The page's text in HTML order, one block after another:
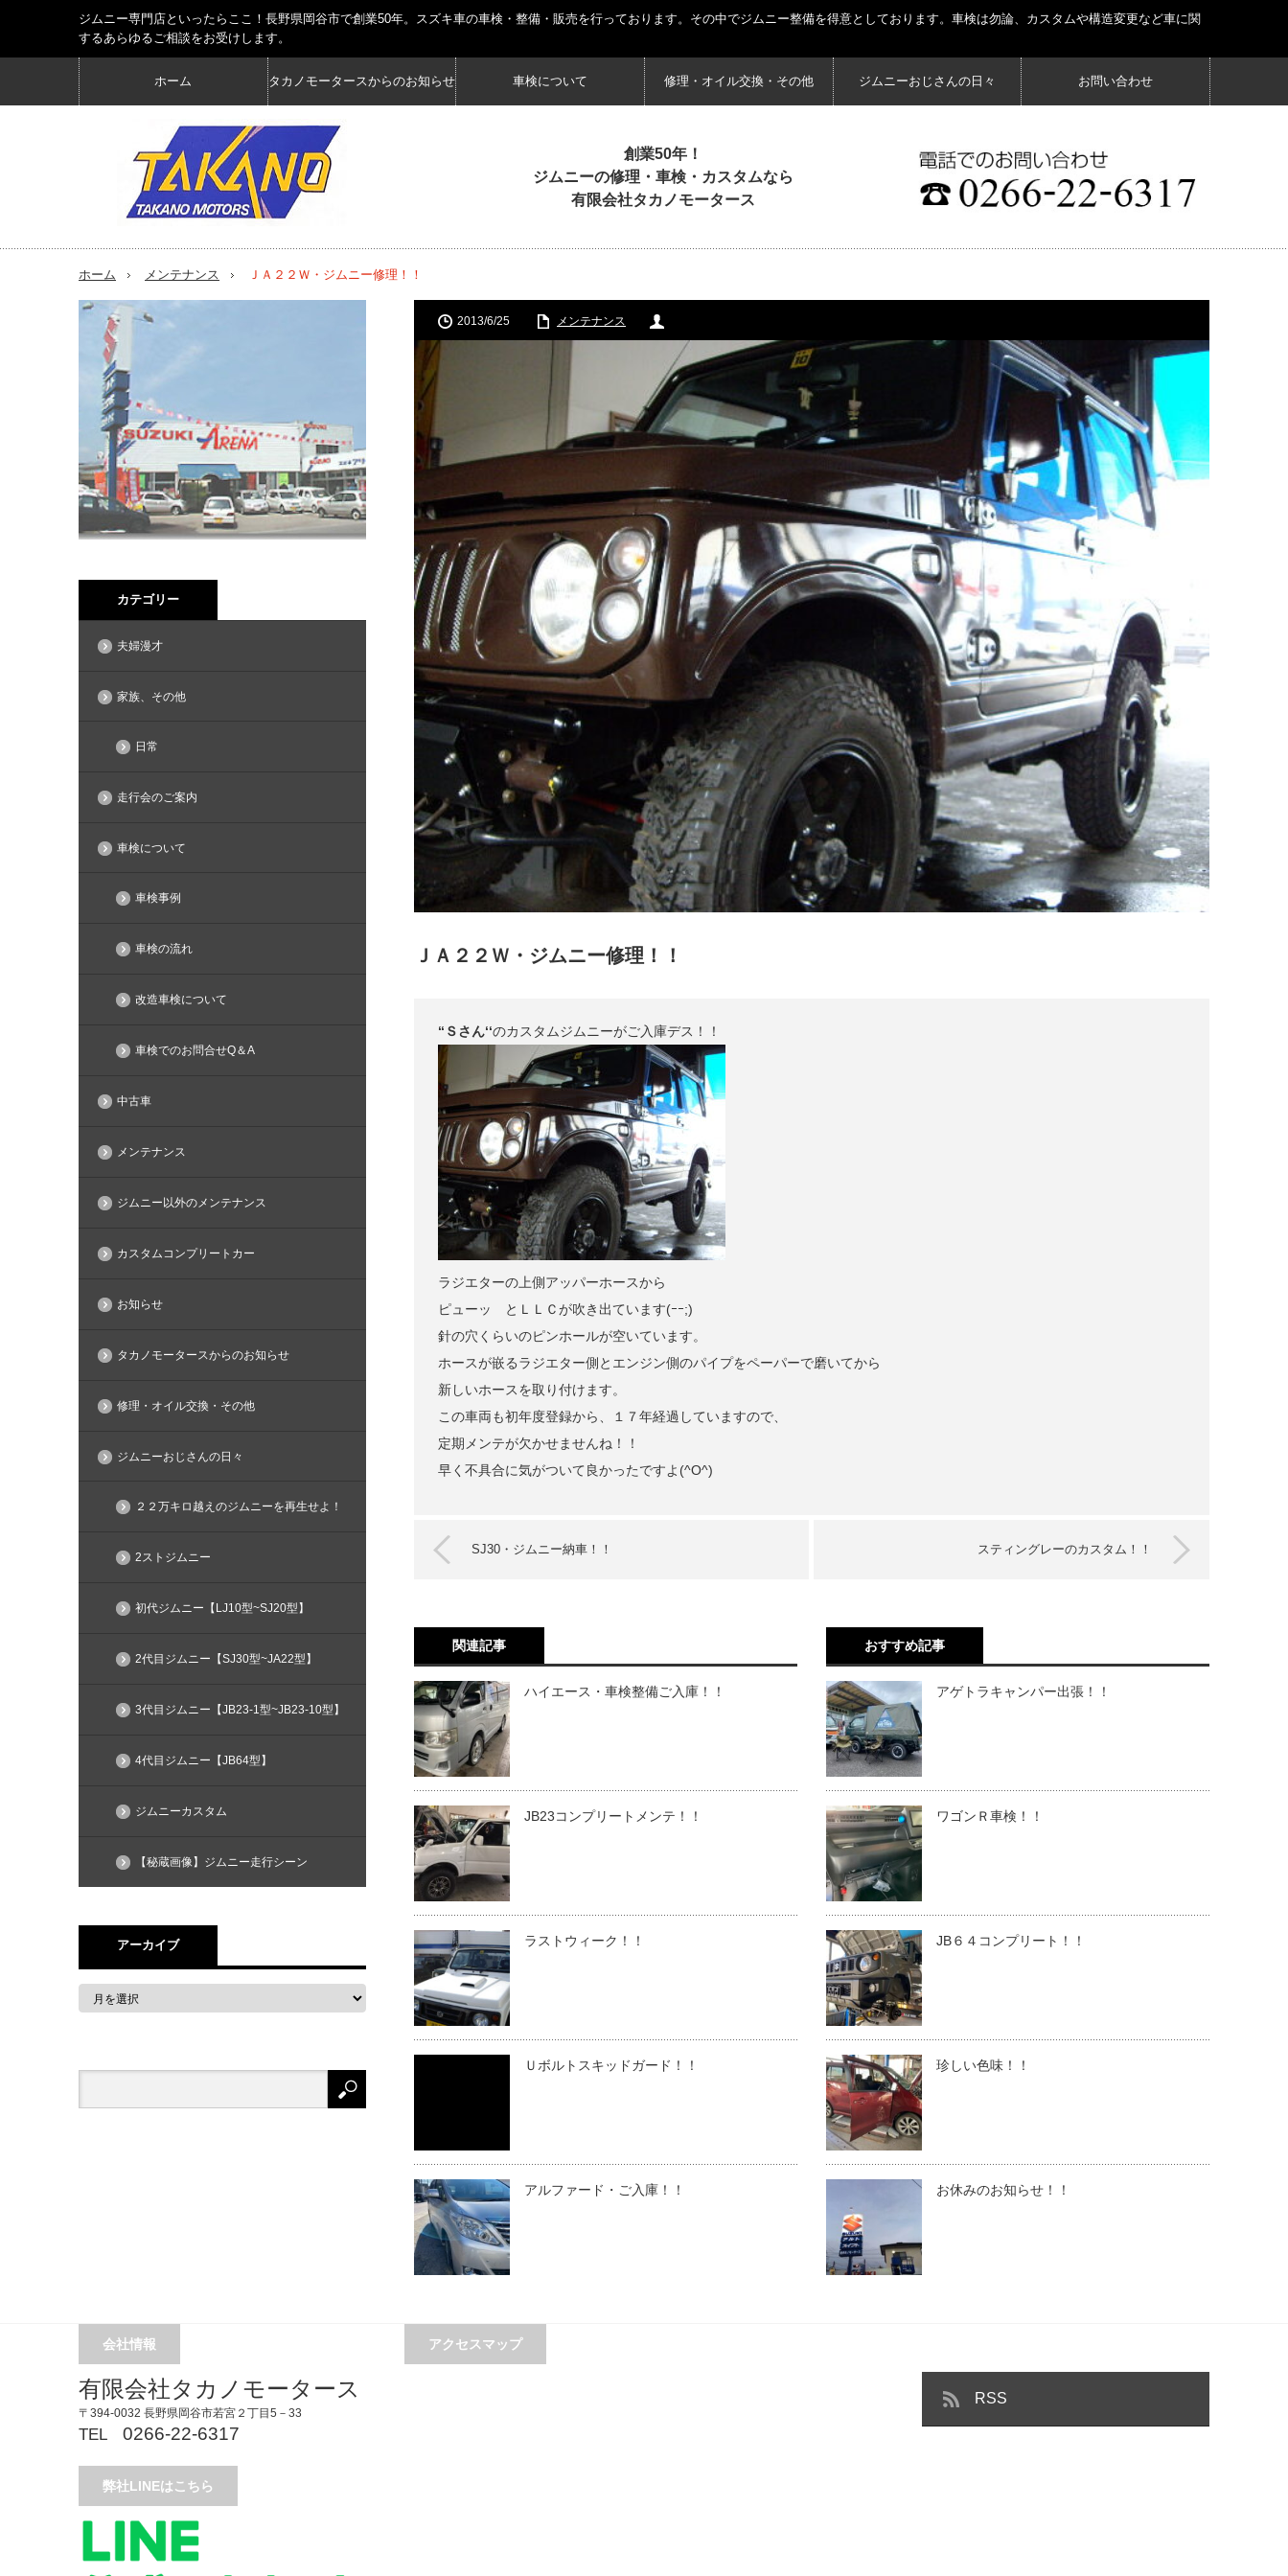
ジムニー専門店といったらここ！長野県岡谷市で創業50年。スズキ車の車検・整備・販売を行っております。その中でジムニー整備を得意としております。車検は勿論、カスタムや構造変更など車に関
するあらゆるご相談をお受けします。
ホーム タカノモータースからのお知らせ 車検について 修理・オイル交換・その他 ジムニーおじさんの日々 お問い合わせ
創業50年！
ジムニーの修理・車検・カスタムなら
有限会社タカノモータース
ホーム メンテナンス ＪＡ２２Ｗ・ジムニー修理！！
2013/6/25 メンテナンス
ＪＡ２２Ｗ・ジムニー修理！！
‘‘Ｓさん‘‘のカスタムジムニーがご入庫デス！！
ラジエターの上側アッパーホースから
ピューッ とＬＬＣが吹き出ています(ｰｰ;)
針の穴くらいのピンホールが空いています。
ホースが嵌るラジエター側とエンジン側のパイプをペーパーで磨いてから
新しいホースを取り付けます。
この車両も初年度登録から、１７年経過していますので、
定期メンテが欠かせませんね！！
早く不具合に気がついて良かったですよ(^O^)
SJ30・ジムニー納車！！ スティングレーのカスタム！！
関連記事
ハイエース・車検整備ご入庫！！
JB23コンプリートメンテ！！
ラストウィーク！！
Ｕボルトスキッドガード！！
アルファード・ご入庫！！
おすすめ記事
アゲトラキャンパー出張！！
ワゴンＲ車検！！
JB６４コンプリート！！
珍しい色味！！
お休みのお知らせ！！
カテゴリー
夫婦漫才
家族、その他
日常
走行会のご案内
車検について
車検事例
車検の流れ
改造車検について
車検でのお問合せQ＆A
中古車
メンテナンス
ジムニー以外のメンテナンス
カスタムコンプリートカー
お知らせ
タカノモータースからのお知らせ
修理・オイル交換・その他
ジムニーおじさんの日々
２２万キロ越えのジムニーを再生せよ！
2ストジムニー
初代ジムニー【LJ10型~SJ20型】
2代目ジムニー【SJ30型~JA22型】
3代目ジムニー【JB23-1型~JB23-10型】
4代目ジムニー【JB64型】
ジムニーカスタム
【秘蔵画像】ジムニー走行シーン
アーカイブ
会社情報
有限会社タカノモータース
〒394-0032 長野県岡谷市若宮２丁目5－33
TEL 0266-22-6317
弊社LINEはこちら
アクセスマップ
RSS